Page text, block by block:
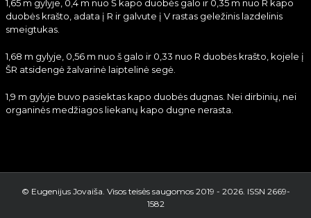
1,65 m gylyje, 0,4 m nuo Š kapo duobės galo ir 0,35 m nuo R kapo
duobės krašto, adata į R ir galvute į V rastas geležinis lazdelinis
smeigtukas.
1,68 m gylyje, 0,56 m nuo š galo ir 0,33 nuo R duobės krašto, kojele į
ŠR atsidengė žalvarinė laiptelinė segė.
1,9 m gylyje buvo pasiektas kapo duobės dugnas. Nei dirbinių, nei
organinės medžiagos liekanų kapo dugne nerasta.
© Eugenijus Jovaiša. Visos teisės saugomos 2019 - 2026. ISSN 2669-
1582